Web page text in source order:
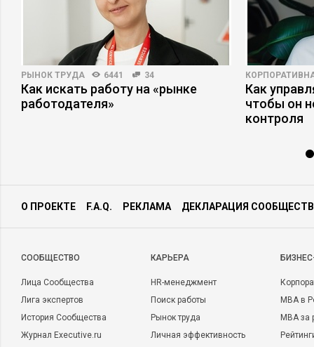
РЫНОК ТРУДА 6441 34
Как искать работу на «рынке
работодателя»
Как
чтобы он
контроля
О ПРОЕКТЕ F.A.Q. РЕКЛАМА ДЕКЛАРАЦИЯ
CООБЩЕСТВО
Лица Сообщества
Лига экспертов
История Сообщества
Журнал Executive.ru
КАРЬЕРА
HR-менеджмент
Поиск работы
Рынок труда
Личная эффективность
MBA в
MBA